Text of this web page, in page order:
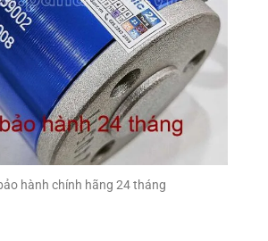
hành chính hãng 24 tháng